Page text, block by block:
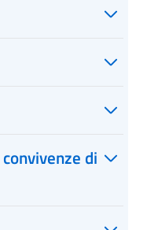
di